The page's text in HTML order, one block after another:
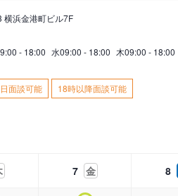
横浜金港町ビル7F
- 18:00 水09:00 - 18:00 木09:00 - 18:00
面談可能 18時以降面談可能
7 金 8